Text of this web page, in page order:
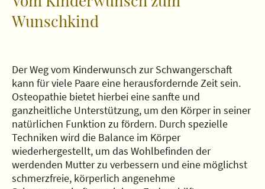
Wunschkind
Der Weg vom Kinderwunsch zur Schwangerschaft
kann für viele Paare eine herausfordernde Zeit sein.
Osteopathie bietet hierbei eine sanfte und
ganzheitliche Unterstützung, um den Körper in seiner
natürlichen Funktion zu fördern. Durch spezielle
Techniken wird die Balance im Körper
wiederhergestellt, um das Wohlbefinden der
werdenden Mutter zu verbessern und eine möglichst
schmerzfreie, körperlich angenehme